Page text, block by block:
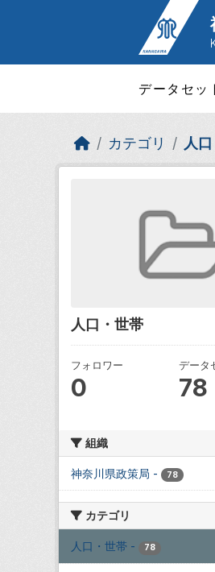
データセッ
カテゴリ 人
人口・世帯
フォロワー
0
データ
78
組織
神奈川県政策局 - 78
カテゴリ
人口・世帯 - 78